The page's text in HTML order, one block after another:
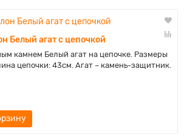
Белый агат с цепочкой
камнем Белый агат на цепочке. Размеры
цепочки: 43см. Агат – камень-защитник.